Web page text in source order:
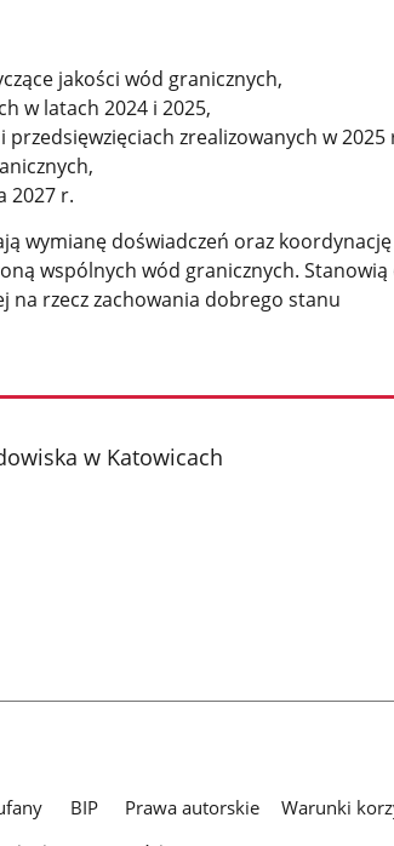
jakości wód granicznych,
w latach 2024 i 2025,
zrealizowanych w 2025
2027 r.
wymianę doświadczeń oraz koordynację
wspólnych wód granicznych. Stanowią
na rzecz zachowania dobrego stanu
w Katowicach
BIP Prawa autorskie Warunki